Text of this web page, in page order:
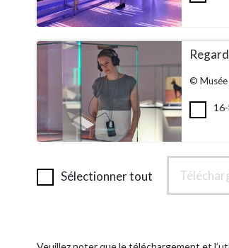
© Musée
Sélectionner tout